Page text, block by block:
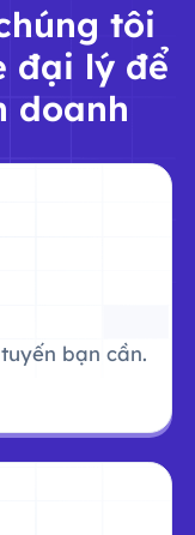
tôi
đại lý để
doanh
bạn cần.